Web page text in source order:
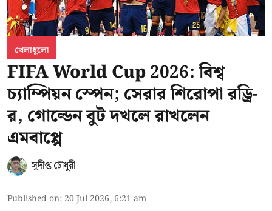
খেলাধুলো
FIFA World Cup 2026: বিশ্ব
চ্যাম্পিয়ন স্পেন; সেরার শিরোপা রড্রি-
র, গোল্ডেন বুট দখলে রাখলেন
এমবাপ্পে
সুদীপ্ত চৌধুরী
Published on: 20 Jul 2026, 6:21 am